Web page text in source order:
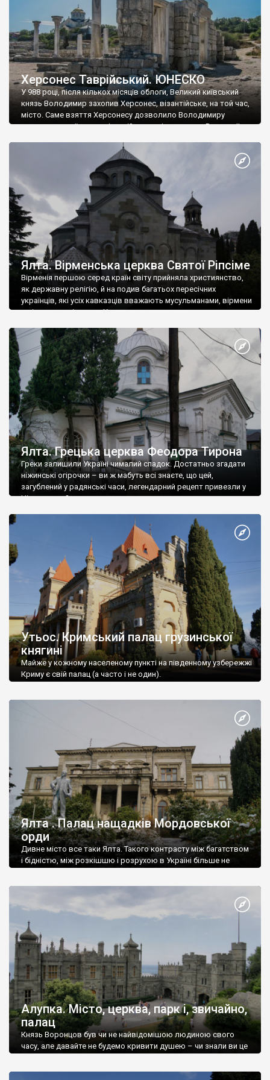
Херсонес Таврійський. ЮНЕСКО
У 988 році, після кількох місяців облоги, Великий київський
князь Володимир захопив Херсонес, візантійське, на той час,
місто. Саме взяття Херсонесу дозволило Володимиру
диктувати свої умови візантійському імператору Василю ІІ, та
Херсонесі Володимир-язичник, став Василем-християнином.
А потім було Хрещення Русі. На честь Херсонесу Таврійського
Ялта. Вірменська церква Святої Ріпсіме
Вірменія першою серед країн світу прийняла християнство,
як державну релігію, й на подив багатьох пересічних
українців, які усіх кавказців вважають мусульманами, вірмени
є відданими вірянами Христа
Ялта. Грецька церква Феодора Тирона
Греки залишили Україні чималий спадок. Достатньо згадати
ніжинські огірочки – ви ж мабуть всі знаєте, що цей,
загублений у радянські часи, легендарний рецепт привезли у
Ніжин греки?
Утьос. Кримський палац грузинської
княгині
Майже у кожному населеному пункті на південному узбережжі
Криму є свій палац (а часто і не один).
Ялта . Палац нащадків Мордовської
орди
Дивне місто все таки Ялта. Такого контрасту між багатством
і бідністю, між розкішшю і розрухою в Україні більше не
Алупка. Місто, церква, парк і, звичайно,
палац
Князь Воронцов був чи не найвідомішою людиною свого
часу, але давайте не будемо кривити душею – чи знали ви це